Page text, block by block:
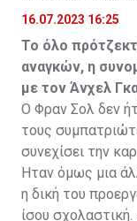
16.07.2023 16:25
Το όλο
αναγκών, η
με τον Άνχελ
Ο Φραν Σολ δεν
τους
συνεχίσει την
Ήταν όμως μια
η δική του
ίσου